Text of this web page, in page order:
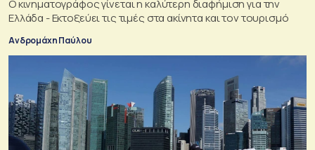
Ο κινηματογράφος γίνεται η καλύτερη διαφήμιση για την
Ελλάδα - Εκτοξεύει τις τιμές στα ακίνητα και τον τουρισμό
Ανδρομάχη Παύλου